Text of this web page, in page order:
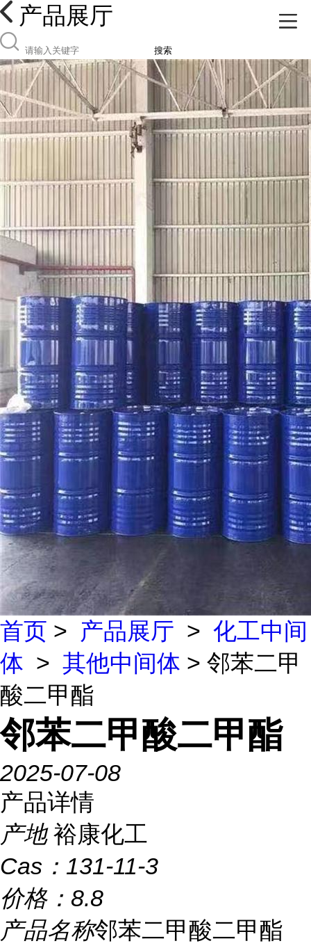
产品展厅
搜索
首页 > 产品展厅 > 化工中间
体 > 其他中间体 > 邻苯二甲
酸二甲酯
邻苯二甲酸二甲酯
2025-07-08
产品详情
产地 裕康化工
Cas： 131-11-3
价格： 8.8
产品名称邻苯二甲酸二甲酯